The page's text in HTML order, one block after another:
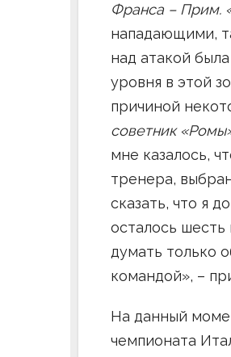
Франса – Прим.
нападающими,
над атакой
уровня в этой
причиной
советник
мне казалось,
тренера,
сказать, что я
осталось
думать только
командой», –
На данный
чемпионата